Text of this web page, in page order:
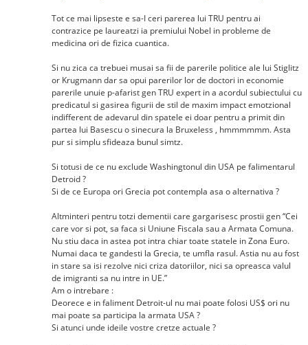
Tot ce mai lipseste e sa-I ceri parerea lui TRU pentru ai
contrazice pe laureatzi ia premiului Nobel in probleme de
medicina ori de fizica cuantica.
Si nu zica ca trebuei musai sa fii de parerile politice ale lui Stiglitz
or Krugmann dar sa opui parerilor lor de doctori in economie
parerile unuie p-afarist gen TRU expert in a acordul subiectului cu
predicatul si gasirea figurii de stil de maxim impact emotzional
indifferent de adevarul din spatele ei doar pentru a primit din
partea lui Basescu o sinecura la Bruxeless , hmmmmmm. Asta
pur si simplu sfideaza bunul simtz.
Si totusi de ce nu exclude Washingtonul din USA pe falimentarul
Detroid ?
Si de ce Europa ori Grecia pot contempla asa o alternativa ?
Altminteri pentru totzi dementii care gargarisesc prostii gen “Cei
care vor si pot, sa faca si Uniune Fiscala sau a Armata Comuna.
Nu stiu daca in astea pot intra chiar toate statele in Zona Euro.
Numai daca te gandesti la Grecia, te umfla rasul. Astia nu au fost
in stare sa isi rezolve nici criza datoriilor, nici sa opreasca valul
de imigranti sa nu intre in UE.”
Am o intrebare :
Deorece e in faliment Detroit-ul nu mai poate folosi US$ ori nu
mai poate sa participa la armata USA ?
Si atunci unde ideile vostre cretze actuale ?